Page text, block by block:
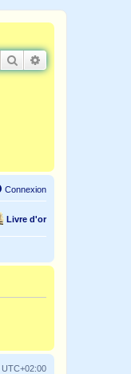
Rechercher
Connexion
Livre d'or
UTC+02:00